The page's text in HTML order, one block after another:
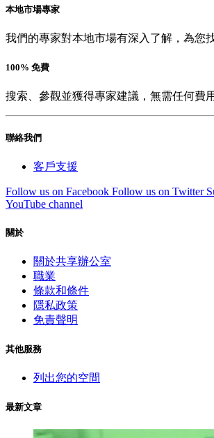
本地市場專家
我們的專家對本地市場有深入了解，為您
100% 免費
搜索、參觀並獲得專家建議，無需任何費
聯絡我們
客戶支援
Follow us on Facebook Follow us on Twitter
YouTube channel
關於
關於共享辦公室
職業
條款和條件
隱私政策
免責聲明
其他服務
列出您的空間
最新文章